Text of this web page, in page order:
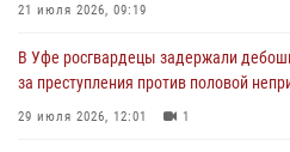
03 августа 2026, 04:29
В Уфе росгвардейцы по горячим
подозреваемого в открытом хищении
03 августа 2026, 04:15
21 июля 2026, 09:19
В Уфе росгвардецы задержали
за преступления против половой
29 июля 2026, 12:01 1